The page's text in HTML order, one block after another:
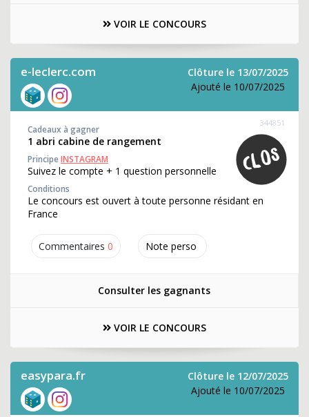
VOIR LE CONCOURS
e-leclerc.com
Clôture le 13/07/2025
Ajouté le 10/07/2025
Commentaires 0 Note perso
344851
Cadeaux à gagner
1 abri cabine de rangement
PrincipeINSTAGRAM
Suivez le compte + 1 question personnelle
Conditions
Le concours est ouvert à toute personne résidant en
France
Consulter les gagnants
VOIR LE CONCOURS
easypara.fr
Clôture le 12/07/2025
Ajouté le 10/07/2025